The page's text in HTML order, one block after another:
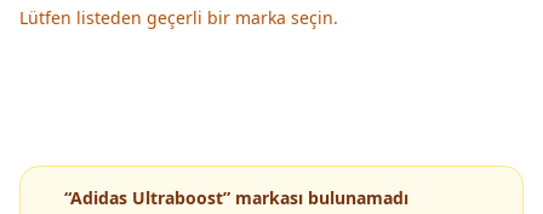
Lütfen listeden geçerli bir marka seçin.
“Adidas Ultraboost” markası bulunamadı